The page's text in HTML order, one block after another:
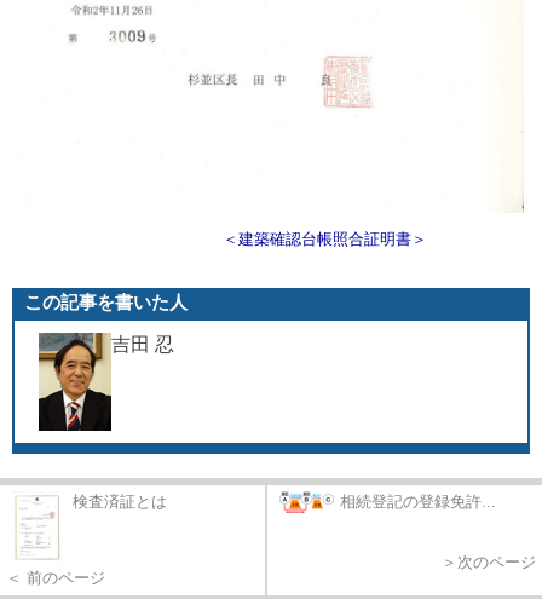
＜建築確認台帳照合証明書＞
この記事を書いた人
吉田 忍
検査済証とは
＜ 前のページ
相続登記の登録免許...
＞次のページ